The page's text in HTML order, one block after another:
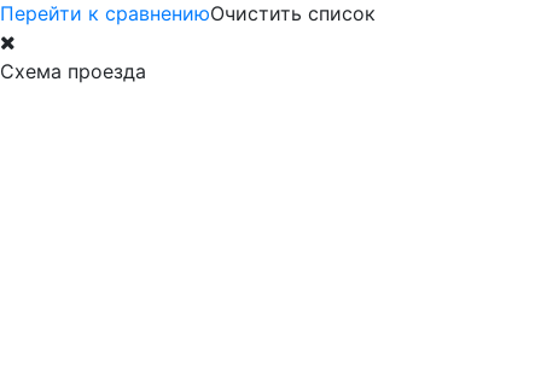
Перейти к сравнениюОчистить список
Схема проезда